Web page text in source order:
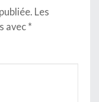
Les
avec *